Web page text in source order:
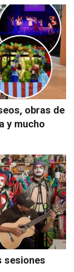
obras de
y mucho
sesiones